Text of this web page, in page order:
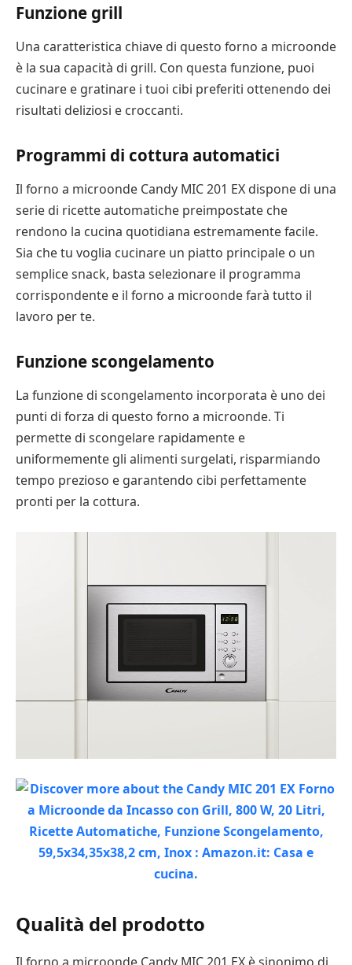
Funzione grill
Una caratteristica chiave di questo forno a microonde
è la sua capacità di grill. Con questa funzione, puoi
cucinare e gratinare i tuoi cibi preferiti ottenendo dei
risultati deliziosi e croccanti.
Programmi di cottura automatici
Il forno a microonde Candy MIC 201 EX dispone di una
serie di ricette automatiche preimpostate che
rendono la cucina quotidiana estremamente facile.
Sia che tu voglia cucinare un piatto principale o un
semplice snack, basta selezionare il programma
corrispondente e il forno a microonde farà tutto il
lavoro per te.
Funzione scongelamento
La funzione di scongelamento incorporata è uno dei
punti di forza di questo forno a microonde. Ti
permette di scongelare rapidamente e
uniformemente gli alimenti surgelati, risparmiando
tempo prezioso e garantendo cibi perfettamente
pronti per la cottura.
Qualità del prodotto